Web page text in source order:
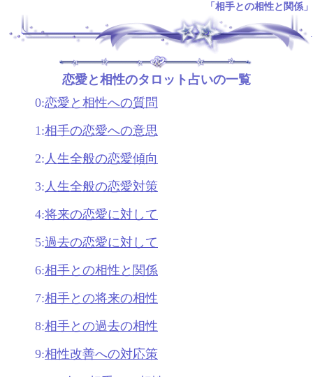
「相手との相性と関係」
恋愛と相性のタロット占いの一覧
0:恋愛と相性への質問
1:相手の恋愛への意思
2: 人生全般の恋愛傾向
3: 人生全般の恋愛対策
4:将来の恋愛に対して
5:過去の恋愛に対して
6:相手との相性と関係
7:相手との将来の相性
8:相手との過去の相性
9:相性改善への対応策